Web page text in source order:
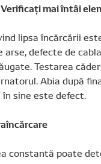
mai întâi
lipsa încărcării
defecte de
Testarea
Abia după
sine este defect.
constantă poate